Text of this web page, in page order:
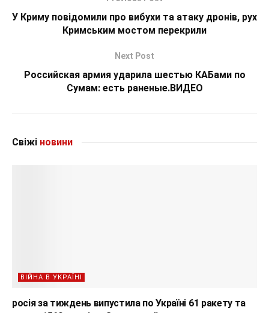
У Криму повідомили про вибухи та атаку дронів, рух
Кримським мостом перекрили
Next Post
Российская армия ударила шестью КАБами по
Сумам: есть раненые.ВИДЕО
Свіжі новини
ВІЙНА В УКРАЇНІ
росія за тиждень випустила по Україні 61 ракету та